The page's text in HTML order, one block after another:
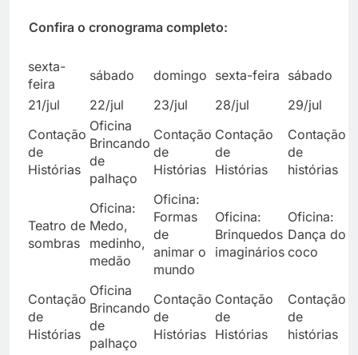
Confira o cronograma completo:
sexta-
feira
sábado domingo sexta-feira sábado
21/jul
22/jul 23/jul 28/jul 29/jul
Contação
de
Histórias
Oficina
Brincando
de
palhaço
Contação
de
Histórias
Contação
de
Histórias
Contação
de
histórias
Teatro de
sombras
Oficina:
Medo,
medinho,
medão
Oficina:
Formas
de
animar o
mundo
Oficina:
Brinquedos
imaginários
Oficina:
Dança do
coco
Contação
de
Histórias
Oficina
Brincando
de
palhaço
Contação
de
Histórias
Contação
de
Histórias
Contação
de
histórias